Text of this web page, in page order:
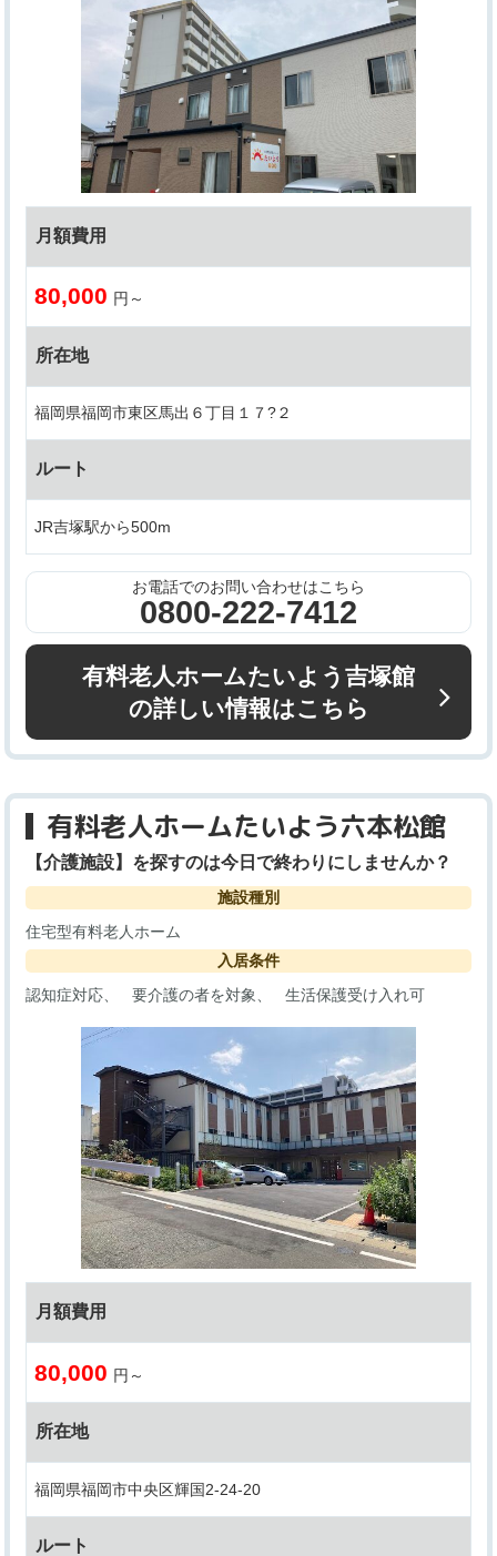
月額費用
80,000 円～
所在地
福岡県福岡市東区馬出６丁目１７?２
ルート
JR吉塚駅から500m
お電話でのお問い合わせはこちら
0800-222-7412
有料老人ホームたいよう吉塚館
の詳しい情報はこちら
有料老人ホームたいよう六本松館
【介護施設】を探すのは今日で終わりにしませんか？
施設種別
住宅型有料老人ホーム
入居条件
認知症対応
要介護の者を対象 生活保護受け入れ可
月額費用
80,000 円～
所在地
福岡県福岡市中央区輝国2-24-20
ルート